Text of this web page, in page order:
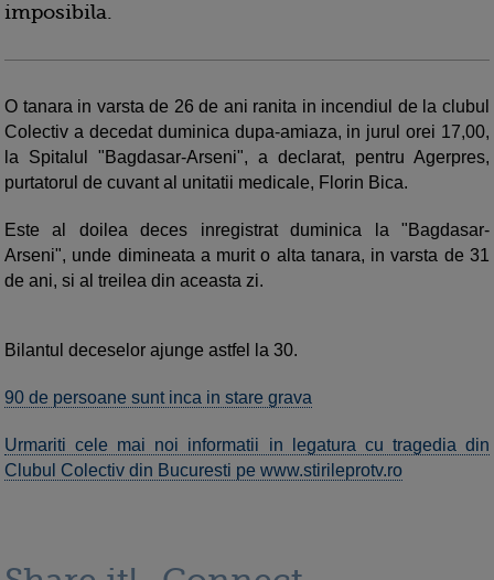
imposibila.
O tanara in varsta de 26 de ani ranita in incendiul de la clubul
Colectiv a decedat duminica dupa-amiaza, in jurul orei 17,00,
la Spitalul "Bagdasar-Arseni", a declarat, pentru Agerpres,
purtatorul de cuvant al unitatii medicale, Florin Bica.
Este al doilea deces inregistrat duminica la "Bagdasar-
Arseni", unde dimineata a murit o alta tanara, in varsta de 31
de ani, si al treilea din aceasta zi.
Bilantul deceselor ajunge astfel la 30.
90 de persoane sunt inca in stare grava
Urmariti cele mai noi informatii in legatura cu tragedia din
Clubul Colectiv din Bucuresti pe www.stirileprotv.ro